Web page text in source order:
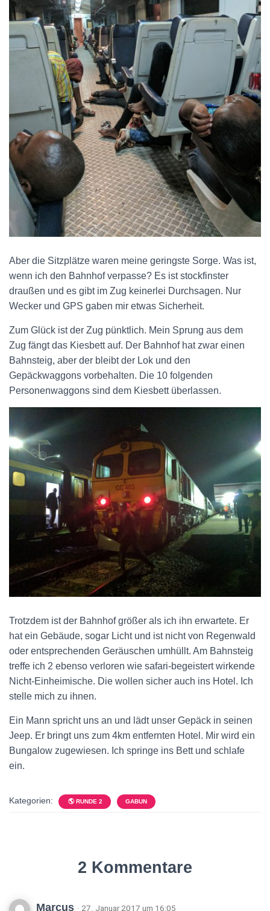
Aber die Sitzplätze waren meine geringste Sorge. Was ist,
wenn ich den Bahnhof verpasse? Es ist stockfinster
draußen und es gibt im Zug keinerlei Durchsagen. Nur
Wecker und GPS gaben mir etwas Sicherheit.
Zum Glück ist der Zug pünktlich. Mein Sprung aus dem
Zug fängt das Kiesbett auf. Der Bahnhof hat zwar einen
Bahnsteig, aber der bleibt der Lok und den
Gepäckwaggons vorbehalten. Die 10 folgenden
Personenwaggons sind dem Kiesbett überlassen.
Trotzdem ist der Bahnhof größer als ich ihn erwartete. Er
hat ein Gebäude, sogar Licht und ist nicht von Regenwald
oder entsprechenden Geräuschen umhüllt. Am Bahnsteig
treffe ich 2 ebenso verloren wie safari-begeistert wirkende
Nicht-Einheimische. Die wollen sicher auch ins Hotel. Ich
stelle mich zu ihnen.
Ein Mann spricht uns an und lädt unser Gepäck in seinen
Jeep. Er bringt uns zum 4km entfernten Hotel. Mir wird ein
Bungalow zugewiesen. Ich springe ins Bett und schlafe
ein.
Kategorien: 🌎 RUNDE 2 GABUN
2 Kommentare
Marcus · 27. Januar 2017 um 16:05